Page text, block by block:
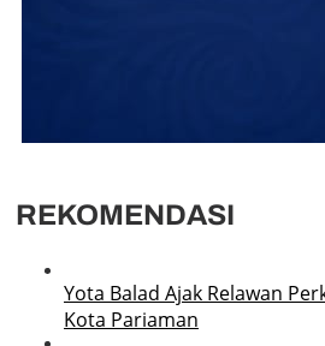
REKOMENDASI
Yota Balad Ajak Relawan
Kota Pariaman